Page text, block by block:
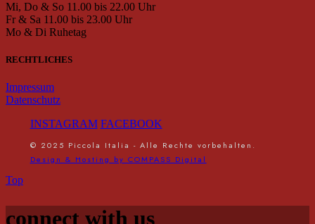
Mi, Do & So 11.00 bis 22.00 Uhr
Fr & Sa 11.00 bis 23.00 Uhr
Mo & Di Ruhetag
RECHTLICHES
Impressum
Datenschutz
INSTAGRAM FACEBOOK
© 2025 Piccola Italia - Alle Rechte vorbehalten.
Design & Hosting by COMPASS Digital
Top
connect with us